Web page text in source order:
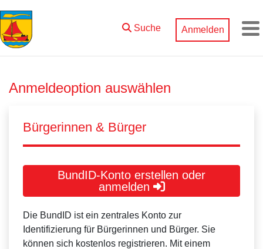
Zum Hauptinhalt springen
Suche
Anmelden
Anmeldeoption auswählen
Bürgerinnen & Bürger
BundID-Konto erstellen oder
anmelden
Die BundID ist ein zentrales Konto zur
Identifizierung für Bürgerinnen und Bürger. Sie
können sich kostenlos registrieren. Mit einem